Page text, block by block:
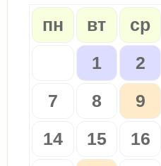
пн вт ср
1
2
7
8 9
14
15 16